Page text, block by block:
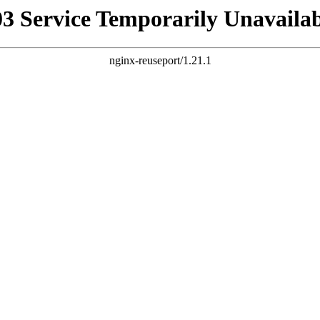
Service Temporarily
nginx-reuseport/1.21.1